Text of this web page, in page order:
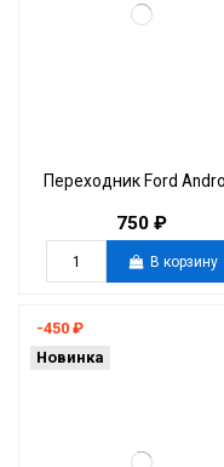
Переходник Ford
750 ₽
В корзину
-450 ₽
Новинка